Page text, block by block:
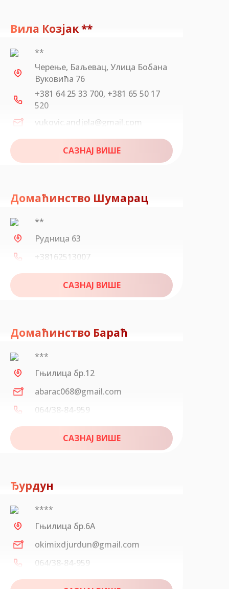
Вила Козјак **
**
Черење, Баљевац, Улица Бобана
Вуковића 76
+381 64 25 33 700, +381 65 50 17
520
vukovic.andjela@gmail.com
САЗНАЈ ВИШЕ
Домаћинство Шумарац
**
Рудница 63
+38162513007
САЗНАЈ ВИШЕ
Домаћинство Бараћ
***
Гњилица бр.12
abarac068@gmail.com
064/38-84-959
САЗНАЈ ВИШЕ
Ђурдун
****
Гњилица бр.6А
okimixdjurdun@gmail.com
064/38-84-959